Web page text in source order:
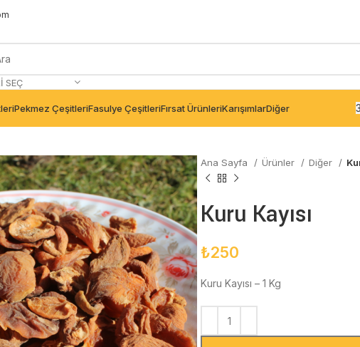
SEÇ
Pekmez ÇeşitleriFasulye ÇeşitleriFırsat ÜrünleriKarışımlarDiğer
Ana Sayfa Ürünler Diğer
Kuru Kayısı
₺250
Kuru Kayısı – 1 Kg